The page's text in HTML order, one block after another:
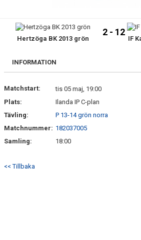
TRUPPEN
BILDGALLERI
KONTAKT
Hertzöga BK 2013 grön
2 - 12
IF
INFORMATION
Matchstart:
tis 05 maj, 19:00
Plats:
Ilanda IP C-plan
Tävling:
P 13-14 grön norra
Matchnummer: 182037005
Samling:
18:00
<< Tillbaka